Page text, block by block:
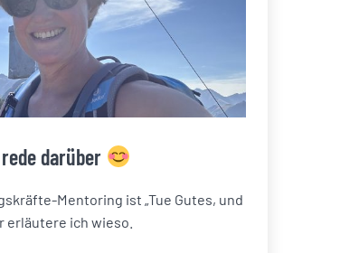
darüber
Mentoring ist „Tue Gutes, und
erläutere ich wieso.